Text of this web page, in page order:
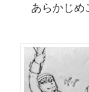
あらかじめ